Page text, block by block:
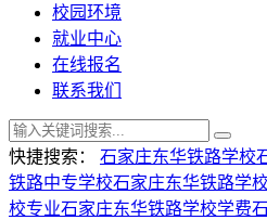
校园环境
就业中心
在线报名
联系我们
快捷搜索： 石家庄东华铁路学校
铁路中专学校石家庄东华铁路学
校专业石家庄东华铁路学校学费